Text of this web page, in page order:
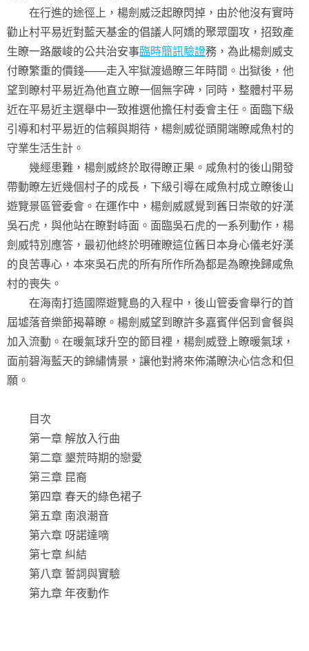
在行進的途徑上，楊劍威泛起瞭閃掉，由於他沒有實時
勸止村平易近對藍天基金的倡議人阿嬌的聚眾圍攻，招致產
生瞭一路嚴峻的公共治安事臨時簡訊驗證務，為此楊劍威支
付瞭繁重的價錢——走入牢獄渡過瞭三年時間。出獄後，他
望到瞭村平易近為他直立瞭一個無字碑，同時，整體村平易
近在平易近主選舉中一致推選他擔任村委會主任。面臨下級
引導和村平易近的信賴與期待，楊劍威從頭開端瞭咸魚村的
守業生活生計。
幾經患難，楊劍威終於取得瞭正果。咸魚村的後山開發
帶動瞭左近幾個村子的成長，下級引導在咸魚村成立瞭後山
遊覽景區管委會。在運作中，楊劍威感覺到舊日崇敬的好漢
吳石虎，與他站在瞭對峙面。面臨吳石虎的一系列動作，楊
劍威特別應答，最初他終於明確瞭這位舊日本身心儀老好漢
的良苦專心，本來吳石虎的所有所作所為都是為瞭挽歸咸魚
村的喪失。
在海南打造國際遊覽島的入程中，後山管委會舉行的首
屆墟落音樂節揭幕瞭。楊劍威望到瞭許多嘉賓伴侶到會餐與
加入流動。在暖氣球升空的節目裡，楊劍威登上瞭暖氣球，
面前碧海藍天的錦繡情景，讓他對將來佈滿瞭決心信念和但
願。
目次
第一章 解放入行曲
第二章 墾荒時期的戀愛
第三章 昆裔
第四章 春天的綠色裙子
第五章 南浪潮音
第六章 呀諾達嘀
第七章 糾結
第八章 誓詞與實驗
第九章 年夜動作